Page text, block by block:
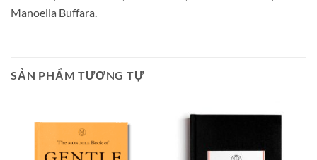
Manoella Buffara.
SẢN PHẨM TƯƠNG TỰ